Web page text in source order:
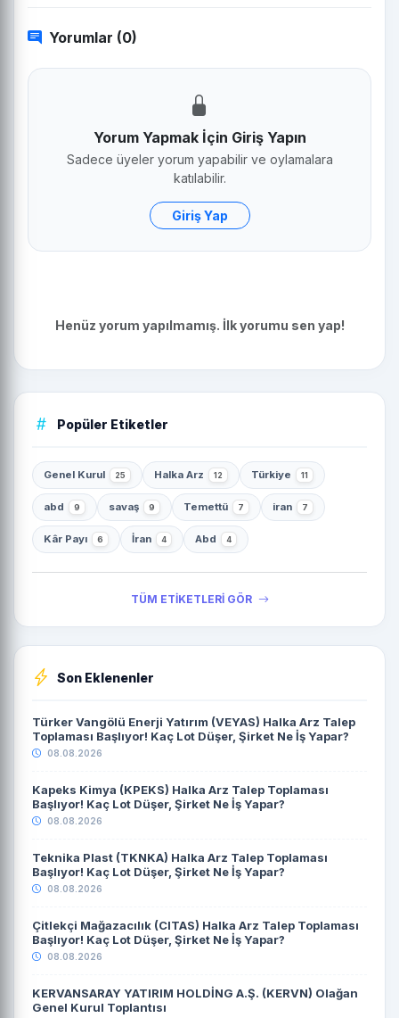
Yorumlar (0)
Yorum Yapmak İçin Giriş Yapın
Sadece üyeler yorum yapabilir ve oylamalara
katılabilir.
Giriş Yap
Henüz yorum yapılmamış. İlk yorumu sen yap!
Popüler Etiketler
Genel Kurul 25 Halka Arz 12 Türkiye 11
abd 9 savaş 9 Temettü 7 iran 7
Kâr Payı 6 İran 4 Abd 4
TÜM ETİKETLERİ GÖR
Son Eklenenler
Türker Vangölü Enerji Yatırım (VEYAS) Halka Arz Talep
Toplaması Başlıyor! Kaç Lot Düşer, Şirket Ne İş Yapar?
08.08.2026
Kapeks Kimya (KPEKS) Halka Arz Talep Toplaması
Başlıyor! Kaç Lot Düşer, Şirket Ne İş Yapar?
08.08.2026
Teknika Plast (TKNKA) Halka Arz Talep Toplaması
Başlıyor! Kaç Lot Düşer, Şirket Ne İş Yapar?
08.08.2026
Çitlekçi Mağazacılık (CITAS) Halka Arz Talep Toplaması
Başlıyor! Kaç Lot Düşer, Şirket Ne İş Yapar?
08.08.2026
KERVANSARAY YATIRIM HOLDİNG A.Ş. (KERVN) Olağan
Genel Kurul Toplantısı